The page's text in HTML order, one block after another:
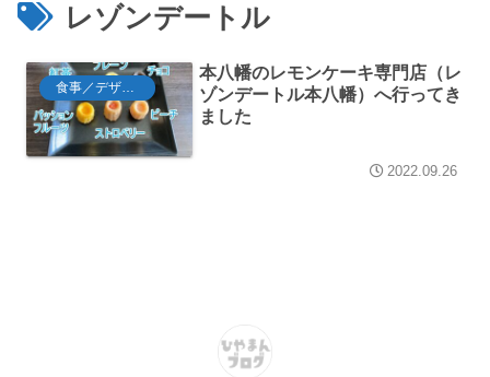
レゾンデートル
食事／デザート
本八幡のレモンケーキ専門店（レ
ゾンデートル本八幡）へ行ってき
ました
2022.09.26